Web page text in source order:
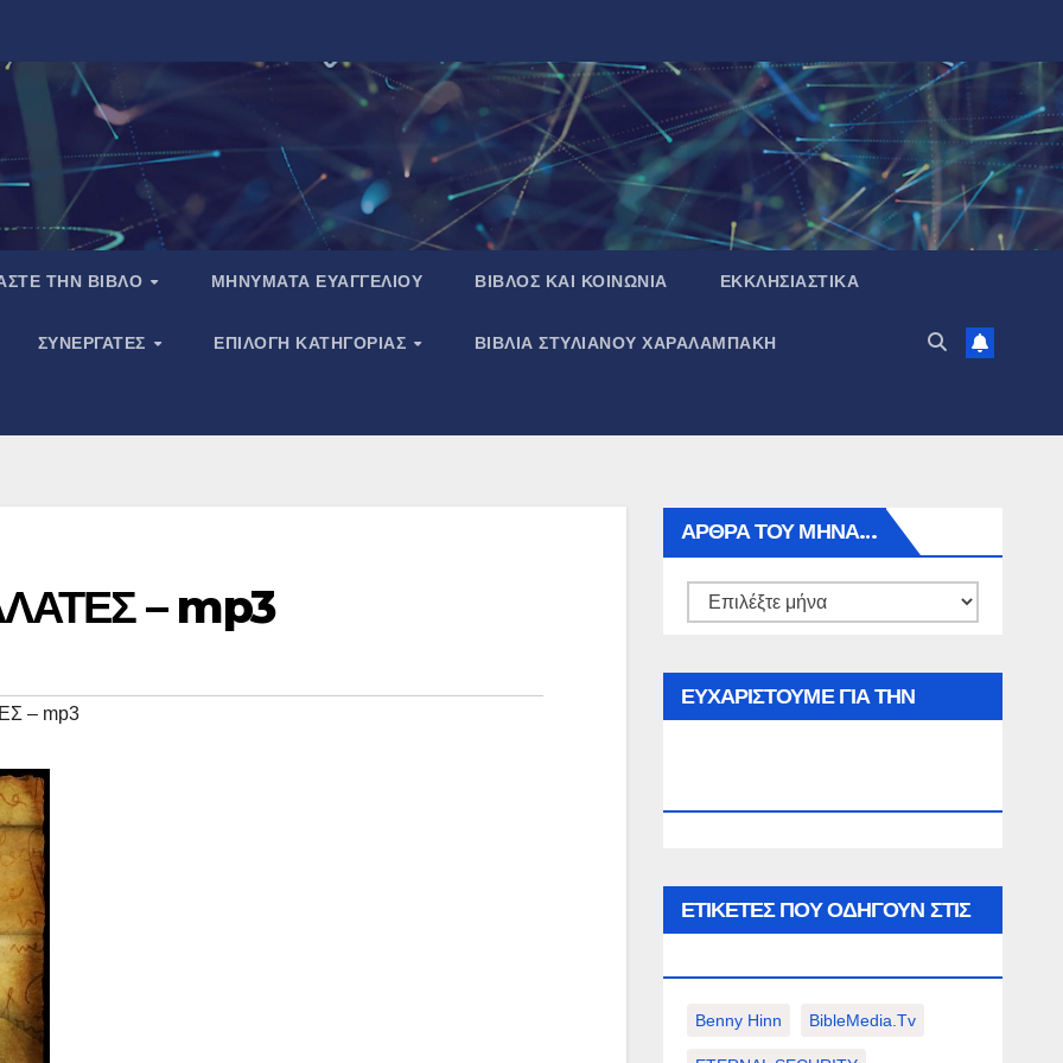
ΤΗΝ ΒΙΒΛΟ ΜΗΝΥΜΑΤΑ ΕΥΑΓΓΕΛΙΟΥ ΒΙΒΛΟΣ ΚΑΙ ΚΟΙΝΩΝΙΑ ΕΚΚΛΗΣΙΑΣΤΙΚΑ
ΣΥΝΕΡΓΑΤΕΣ ΕΠΙΛΟΓΗ ΚΑΤΗΓΟΡΙΑΣ ΒΙΒΛΙΑ ΣΤΥΛΙΑΝΟΥ ΧΑΡΑΛΑΜΠΑΚΗ
– mp3
– mp3
ΑΡΘΡΑ ΤΟΥ ΜΉΝΑ…
Αρθρα
μήνα…
ΕΥΧΑΡΙΣΤΟΥΜΕ ΓΙΑ ΤΗΝ
ΕΤΙΚΈΤΕΣ ΠΟΥ ΟΔΗΓΟΎΝ ΣΤΙΣ
Benny Hinn BibleMedia.tv